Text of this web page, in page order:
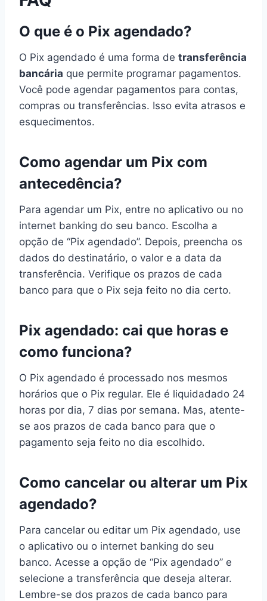
O que é o Pix agendado?
O Pix agendado é uma forma de transferência
bancária que permite programar pagamentos.
Você pode agendar pagamentos para contas,
compras ou transferências. Isso evita atrasos e
esquecimentos.
Como agendar um Pix com
antecedência?
Para agendar um Pix, entre no aplicativo ou no
internet banking do seu banco. Escolha a
opção de “Pix agendado”. Depois, preencha os
dados do destinatário, o valor e a data da
transferência. Verifique os prazos de cada
banco para que o Pix seja feito no dia certo.
Pix agendado: cai que horas e
como funciona?
O Pix agendado é processado nos mesmos
horários que o Pix regular. Ele é liquidadado 24
horas por dia, 7 dias por semana. Mas, atente-
se aos prazos de cada banco para que o
pagamento seja feito no dia escolhido.
Como cancelar ou alterar um Pix
agendado?
Para cancelar ou editar um Pix agendado, use
o aplicativo ou o internet banking do seu
banco. Acesse a opção de “Pix agendado” e
selecione a transferência que deseja alterar.
Lembre-se dos prazos de cada banco para